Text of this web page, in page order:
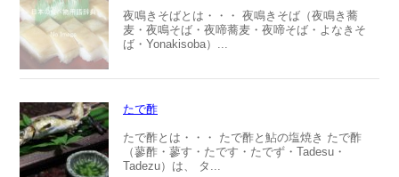
夜鳴きそばとは・・・ 夜鳴きそば（夜鳴き蕎
麦・夜鳴そば・夜啼蕎麦・夜啼そば・よなきそ
ば・Yonakisoba）...
たで酢
たで酢とは・・・ たで酢と鮎の塩焼き たで酢
（蓼酢・蓼す・たです・たでず・Tadesu・
Tadezu）は、 タ...